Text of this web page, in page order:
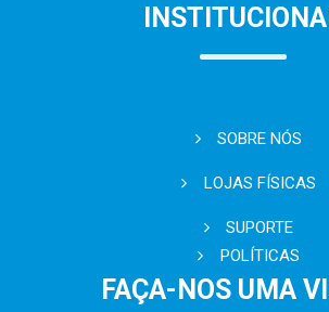
SOBRE NÓS
LOJAS FÍSICAS
SUPORTE
POLÍTICAS
FAÇA-NOS UMA